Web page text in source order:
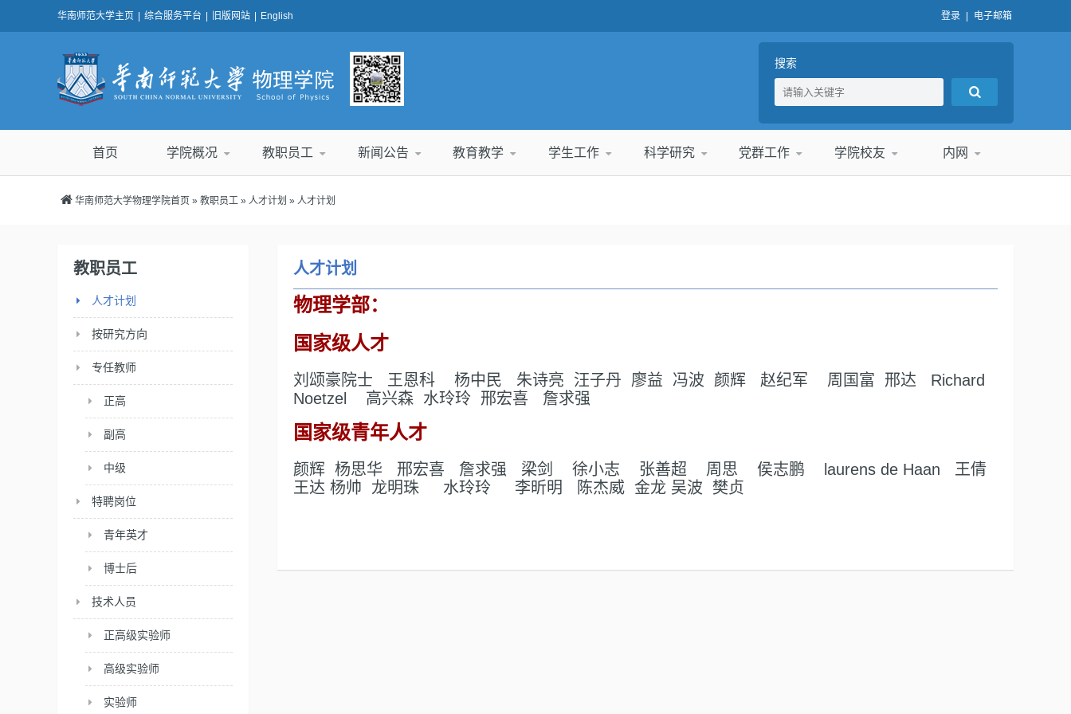
华南师范大学主页 综合服务平台 旧版网站 English 登录 电子邮箱
搜索
首页 学院概况 教职员工 新闻公告 教育教学 学生工作 科学研究 党群工作 学院校友 内网
华南师范大学物理学院首页 »教职员工 »人才计划 » 人才计划
教职员工
人才计划
按研究方向
专任教师
正高
副高
中级
特聘岗位
青年英才
博士后
技术人员
正高级实验师
高级实验师
实验师
人才计划
物理学部：
国家级人才
刘颂豪院士 王恩科 杨中民 朱诗亮 汪子丹 廖益 冯波 颜辉 赵纪军 周国富 邢达 Richard
Noetzel 高兴森 水玲玲 邢宏喜 詹求强
国家级青年人才
颜辉 杨思华 邢宏喜 詹求强 梁剑 徐小志 张善超 周思 侯志鹏 laurens de Haan 王倩
王达 杨帅 龙明珠 水玲玲 李昕明 陈杰威 金龙 吴波 樊贞